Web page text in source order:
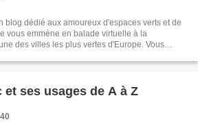
blog dédié aux amoureux d'espaces verts et de
vous emmène en balade virtuelle à la
des villes les plus vertes d'Europe. Vous
le
ses usages de A à Z